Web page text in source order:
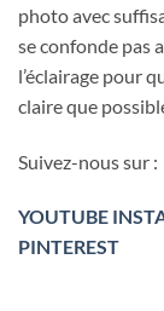
photo avec
se confonde pas
l’éclairage pour
claire que
Suivez-nous sur :
YOUTUBE
PINTEREST